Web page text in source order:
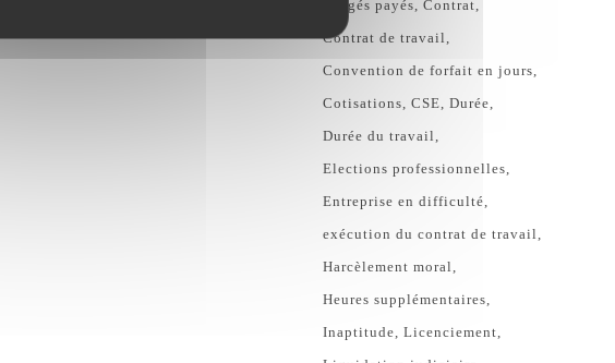
congés payés Contrat
Contrat de travail
Convention de forfait en jours
Cotisations CSE Durée
Durée du travail
Elections professionnelles
Entreprise en difficulté
exécution du contrat de travail
Harcèlement moral
Heures supplémentaires
Inaptitude Licenciement